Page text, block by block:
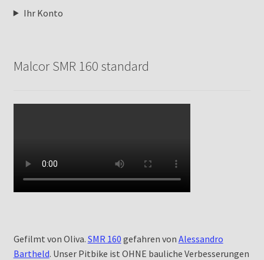
Ihr Konto
Malcor SMR 160 standard
Gefilmt von Oliva. SMR 160 gefahren von Alessandro
Bartheld. Unser Pitbike ist OHNE bauliche Verbesserungen